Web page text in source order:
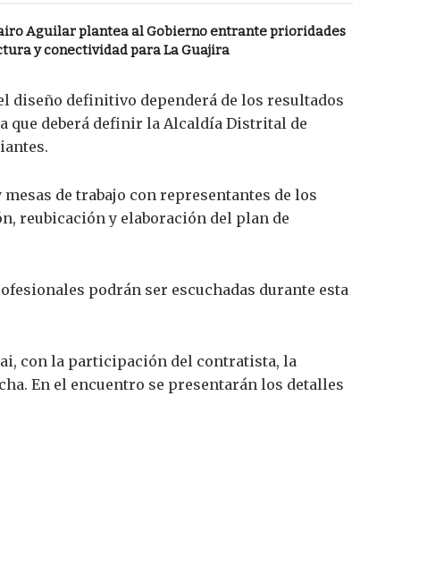
Aguilar plantea al Gobierno entrante prioridades
y conectividad para La Guajira
diseño definitivo dependerá de los resultados
que deberá definir la Alcaldía Distrital de
de trabajo con representantes de los
reubicación y elaboración del plan de
podrán ser escuchadas durante esta
con la participación del contratista, la
En el encuentro se presentarán los detalles